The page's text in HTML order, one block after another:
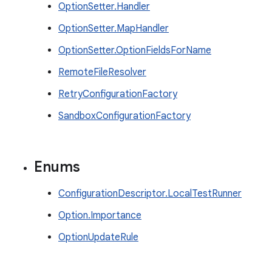
OptionSetter.Handler
OptionSetter.MapHandler
OptionSetter.OptionFieldsForName
RemoteFileResolver
RetryConfigurationFactory
SandboxConfigurationFactory
Enums
ConfigurationDescriptor.LocalTestRunner
Option.Importance
OptionUpdateRule